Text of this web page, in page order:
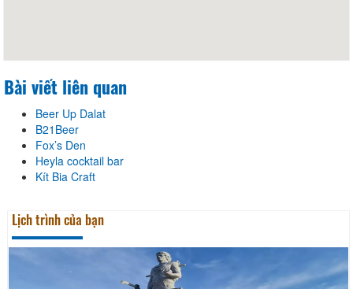
Bài viết liên quan
Beer Up Dalat
B21Beer
Fox’s Den
Heyla cocktail bar
Kít Bia Craft
Lịch trình của bạn